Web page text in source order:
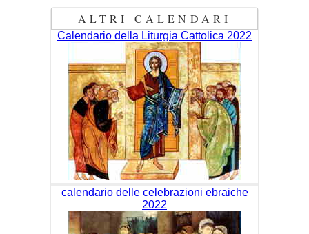
ALTRI CALENDARI
Calendario della Liturgia Cattolica 2022
calendario delle celebrazioni ebraiche
2022